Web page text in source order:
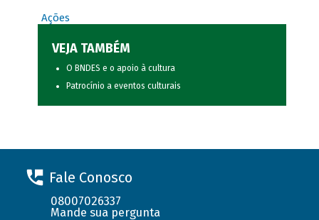
Ações
VEJA TAMBÉM
O BNDES e o apoio à cultura
Patrocínio a eventos culturais
Fale Conosco
08007026337
Mande sua pergunta